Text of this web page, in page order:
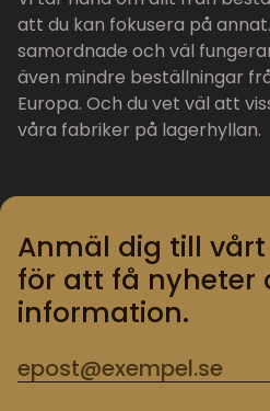
att du kan fokusera på
samordnade och väl
även mindre beställningar
Europa. Och du vet väl att
våra fabriker på lagerhyllan.
Anmäl dig till
för att få nyheter
information.